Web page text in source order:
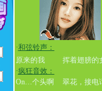
·和弦铃声：
原来的我
挥着翅膀的
·疯狂音效：
On…个头啊
翠花，接